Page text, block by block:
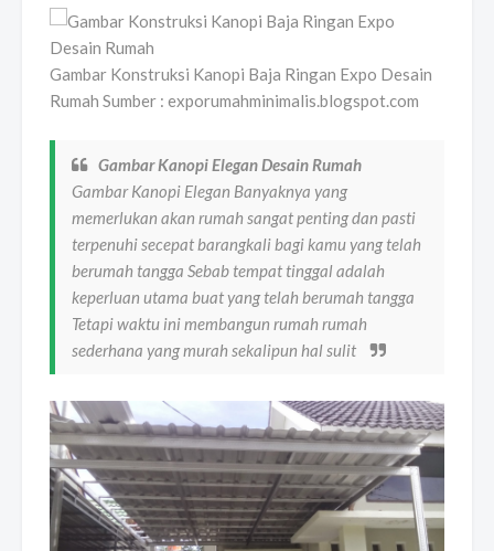
Gambar Konstruksi Kanopi Baja Ringan Expo Desain
Rumah Sumber : exporumahminimalis.blogspot.com
Gambar Kanopi Elegan Desain Rumah
Gambar Kanopi Elegan Banyaknya yang
memerlukan akan rumah sangat penting dan pasti
terpenuhi secepat barangkali bagi kamu yang telah
berumah tangga Sebab tempat tinggal adalah
keperluan utama buat yang telah berumah tangga
Tetapi waktu ini membangun rumah rumah
sederhana yang murah sekalipun hal sulit